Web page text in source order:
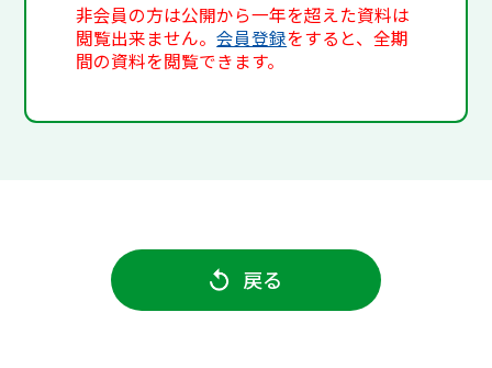
非会員の方は公開から一年を超えた資料は
閲覧出来ません。会員登録をすると、全期
間の資料を閲覧できます。
戻る